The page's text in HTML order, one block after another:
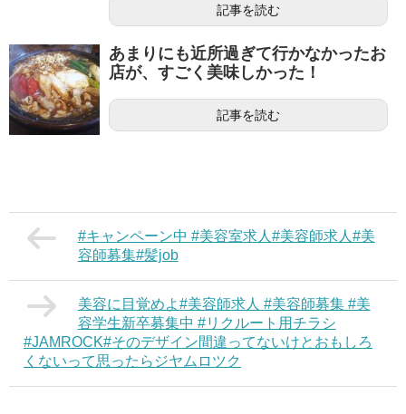
記事を読む
あまりにも近所過ぎて行かなかったお
店が、すごく美味しかった！
記事を読む
#キャンペーン中 #美容室求人#美容師求人#美
容師募集#髪job
美容に目覚めよ#美容師求人 #美容師募集 #美
容学生新卒募集中 #リクルート用チラシ
#JAMROCK#そのデザイン間違ってないけとおもしろ
くないって思ったらジヤムロツク